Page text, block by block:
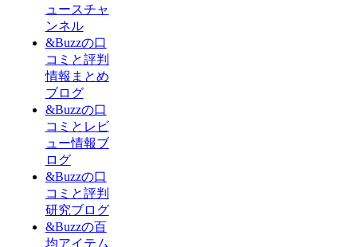
ュースチャ
ンネル
&Buzzの口
コミと評判
情報まとめ
ブログ
&Buzzの口
コミとレビ
ュー情報ブ
ログ
&Buzzの口
コミと評判
研究ブログ
&Buzzの百
均アイテム